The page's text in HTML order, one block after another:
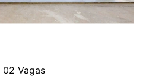
02 Vagas